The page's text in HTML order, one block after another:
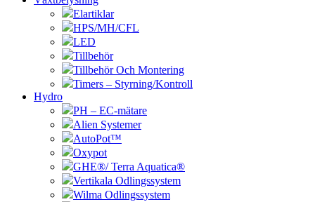
Elartiklar
HPS/MH/CFL
LED
Tillbehör
Tillbehör Och Montering
Timers – Styrning/Kontroll
Hydro
PH – EC-mätare
Alien Systemer
AutoPot™
Oxypot
GHE®/ Terra Aquatica®
Vertikala Odlingssystem
Wilma Odlingssystem